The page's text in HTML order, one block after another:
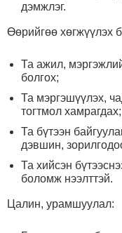
дэмжлэг.
Өөрийгөө хөгжүүлэх
Та ажил,
болгох;
Та мэргэшүүлэх,
тогтмол хамрагдах;
Та бүтээн
дэвшин,
Та хийсэн
боломж нээлттэй.
Цалин, урамшуулал: